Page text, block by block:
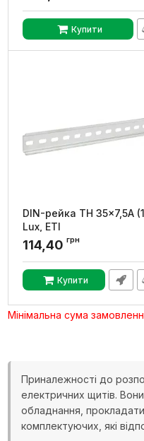
Артикул:
Купити
DIN-рейка TH 35x7,5A
Lux, ETI
Артикул:2911024
114,40 грн
Купити
Мінімальна сума
Приналежності до
електричних щитів.
обладнання, прокладати
комплектуючих, які